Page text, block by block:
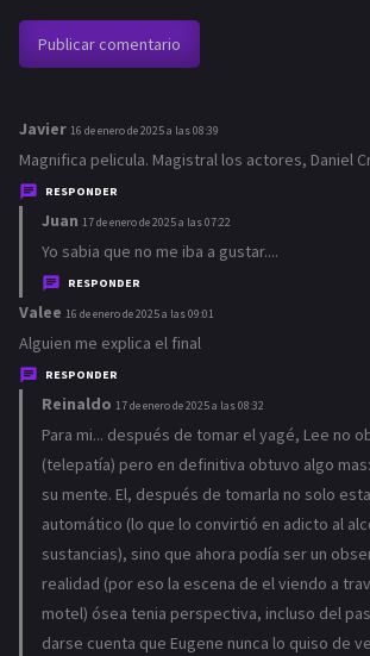
Javierd
i
c
e
:
16 de enero de 2025 a las 08:39
Magnifica pelicula. Magistral los actores, Daniel
RESPONDER
Juan d
i
c
e
:
17 de enero de 2025 a las 07:22
Yo sabia que no me iba a gustar....
RESPONDER
Valee d
i
c
e
:
16 de enero de 2025 a las 09:01
Alguien me explica el final
RESPONDER
Reinaldo d
i
c
e
:
17 de enero de 2025 a las 08:32
Para mi... después de tomar el yagé, Lee no
(telepatía) pero en definitiva obtuvo algo
su mente. El, después de tomarla no solo
automático (lo que lo convirtió en adicto al
sustancias), sino que ahora podía ser un
realidad (por eso la escena de el viendo a
motel) ósea tenia perspectiva, incluso del
darse cuenta que Eugene nunca lo quiso de